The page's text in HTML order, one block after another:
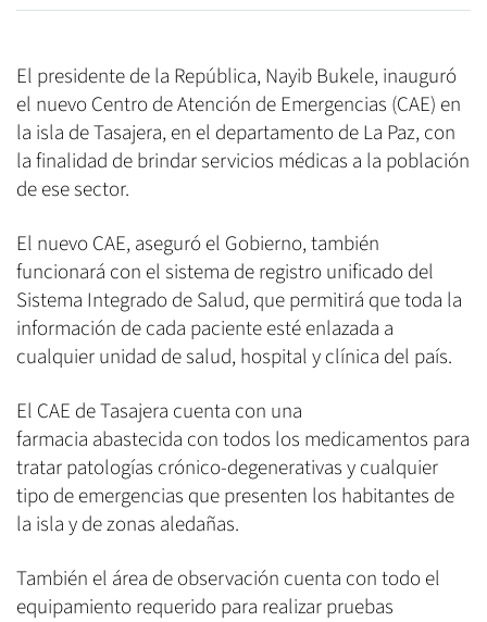
El presidente de la República, Nayib Bukele, inauguró
el nuevo Centro de Atención de Emergencias (CAE) en
la isla de Tasajera, en el departamento de La Paz, con
la finalidad de brindar servicios médicas a la población
de ese sector.
El nuevo CAE, aseguró el Gobierno, también
funcionará con el sistema de registro unificado del
Sistema Integrado de Salud, que permitirá que toda la
información de cada paciente esté enlazada a
cualquier unidad de salud, hospital y clínica del país.
El CAE de Tasajera cuenta con una
farmacia abastecida con todos los medicamentos para
tratar patologías crónico-degenerativas y cualquier
tipo de emergencias que presenten los habitantes de
la isla y de zonas aledañas.
También el área de observación cuenta con todo el
equipamiento requerido para realizar pruebas